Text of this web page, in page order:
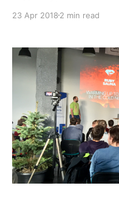
закончил курс,
приложения Things 3 на
разумной продуктивности
отдельно каждый
23 Apr 2018 2 min read